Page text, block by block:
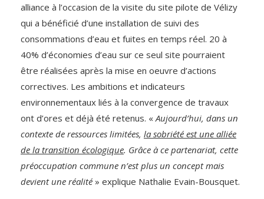
alliance à l’occasion de la visite du site pilote de Vélizy
qui a bénéficié d’une installation de suivi des
consommations d’eau et fuites en temps réel. 20 à
40% d’économies d’eau sur ce seul site pourraient
être réalisées après la mise en oeuvre d’actions
correctives. Les ambitions et indicateurs
environnementaux liés à la convergence de travaux
ont d’ores et déjà été retenus. «Aujourd’hui, dans un
contexte de ressources limitées, la sobriété est une alliée
de la transition écologique. Grâce à ce partenariat, cette
préoccupation commune n’est plus un concept mais
devient une réalité » explique Nathalie Evain-Bousquet.